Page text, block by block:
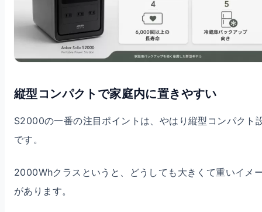
縦型コンパクトで家庭内に置きやすい
S2000の一番の注目ポイントは、やはり縦型コンパクト
です。
2000Whクラスというと、どうしても大きくて重いイメ
があります。